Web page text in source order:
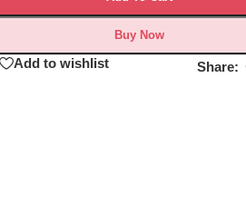
Buy Now
Add to wishlist Share: